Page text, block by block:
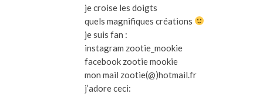
je croise les doigts
quels magnifiques créations
je suis fan :
instagram zootie_mookie
facebook zootie mookie
mon mail zootie(@)hotmail.fr
j’adore ceci: